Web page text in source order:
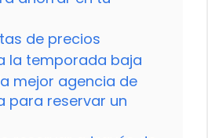
de precios
la temporada baja
mejor agencia de
para reservar un